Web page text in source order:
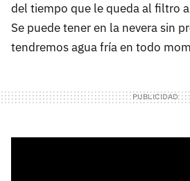
del tiempo que le queda al filtro
Se puede tener en la nevera sin
tendremos agua fría en todo